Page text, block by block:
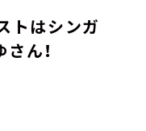
トはシンガ
ん！